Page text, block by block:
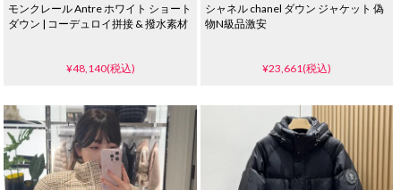
モンクレール Antre ホワイト ショート
ダウン | コーデュロイ拼接 & 撥水素材
¥48,140(税込)
シャネル chanel ダウン ジャケット 偽
物N級品激安
¥23,661(税込)